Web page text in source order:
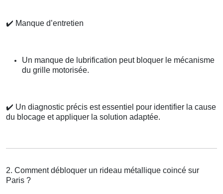
✔️ Manque d’entretien
Un manque de lubrification peut bloquer le mécanisme
du grille motorisée.
✔️ Un diagnostic précis est essentiel pour identifier la cause
du blocage et appliquer la solution adaptée.
2. Comment débloquer un rideau métallique coincé sur
Paris ?